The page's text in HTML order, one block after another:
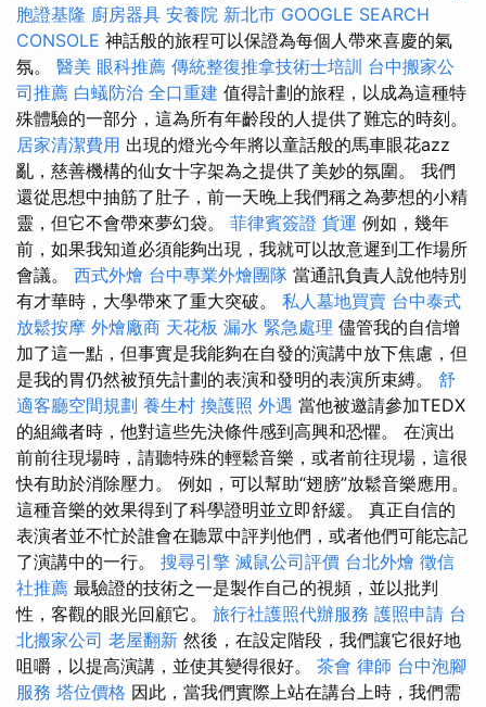
胞證基隆 廚房器具 安養院 新北市 GOOGLE SEARCH
CONSOLE 神話般的旅程可以保證為每個人帶來喜慶的氣
氛。 醫美 眼科推薦 傳統整復推拿技術士培訓 台中搬家公
司推薦 白蟻防治 全口重建 值得計劃的旅程，以成為這種特
殊體驗的一部分，這為所有年齡段的人提供了難忘的時刻。
居家清潔費用 出現的燈光今年將以童話般的馬車眼花azz
亂，慈善機構的仙女十字架為之提供了美妙的氛圍。 我們
還從思想中抽筋了肚子，前一天晚上我們稱之為夢想的小精
靈，但它不會帶來夢幻袋。 菲律賓簽證 貨運 例如，幾年
前，如果我知道必須能夠出現，我就可以故意遲到工作場所
會議。 西式外燴 台中專業外燴團隊 當通訊負責人說他特別
有才華時，大學帶來了重大突破。 私人墓地買賣 台中泰式
放鬆按摩 外燴廠商 天花板 漏水 緊急處理 儘管我的自信增
加了這一點，但事實是我能夠在自發的演講中放下焦慮，但
是我的胃仍然被預先計劃的表演和發明的表演所束縛。 舒
適客廳空間規劃 養生村 換護照 外遇 當他被邀請參加TEDX
的組織者時，他對這些先決條件感到高興和恐懼。 在演出
前前往現場時，請聽特殊的輕鬆音樂，或者前往現場，這很
快有助於消除壓力。 例如，可以幫助“翅膀”放鬆音樂應用。
這種音樂的效果得到了科學證明並立即舒緩。 真正自信的
表演者並不忙於誰會在聽眾中評判他們，或者他們可能忘記
了演講中的一行。 搜尋引擎 滅鼠公司評價 台北外燴 徵信
社推薦 最驗證的技術之一是製作自己的視頻，並以批判
性，客觀的眼光回顧它。 旅行社護照代辦服務 護照申請 台
北搬家公司 老屋翻新 然後，在設定階段，我們讓它很好地
咀嚼，以提高演講，並使其變得很好。 茶會 律師 台中泡腳
服務 塔位價格 因此，當我們實際上站在講台上時，我們需